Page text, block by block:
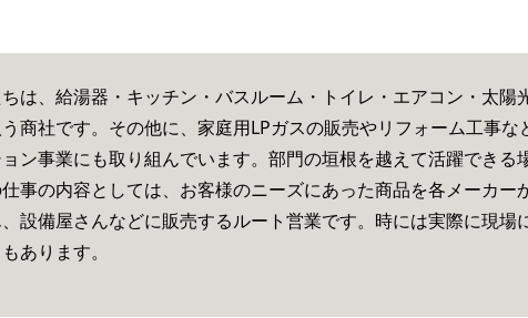
は、給湯器・キッチン・バスルーム・トイレ・エアコン・太
商社です。その他に、家庭用LPガスの販売やリフォーム工事
ン事業にも取り組んでいます。部門の垣根を越えて活躍でき
事の内容としては、お客様のニーズにあった商品を各メーカ
設備屋さんなどに販売するルート営業です。時には実際に現
あります。